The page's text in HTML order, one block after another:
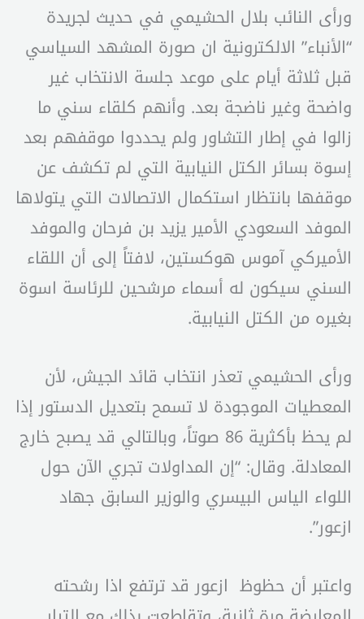
ورأى النائب بلال الحشيمي في حديث لجريدة
“الأنباء” الالكترونية ان صورة المشهد السياسي
قبل ثلاثة أيام على موعد جلسة الانتخاب غير
واضحة وغير ناضجة بعد. وأنهم كلقاء سني ما
زالوا في إطار التشاور ولم يحددوا موقفهم بعد
إسوة بسائر الكتل النيابية التي لم تكشف عن
موقفها بانتظار استكمال الاتصالات التي يتولاها
الموفد السعودي الأمير يزيد بن فرحان والموفد
الأميركي آموس هوكستين، لافتاً إلى أن اللقاء
السني سيكون له أسماء مرشحين للرئاسة اسوة
بغيره من الكتل النيابية.
ورأى الحشيمي تعذر انتخاب قائد الجيش، لأن
المعطيات الموجودة لا تسمح بتعديل الدستور إذا
لم يحظ بأكثرية 86 صوتاً، وبالتالي قد يصبح خارج
المعادلة. وقال: “إن المداولات تجري الآن حول
اللواء الياس البيسري والوزير السابق جهاد
ازعور”.
واعتبر أن حظوظ ازعور قد ترتفع اذا رشحته